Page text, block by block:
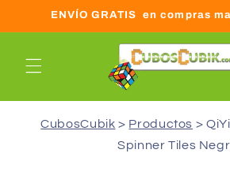
directamente
al contenido
ENVÍO GRATIS en compras
CubosCubik Productos
Spinner Tiles